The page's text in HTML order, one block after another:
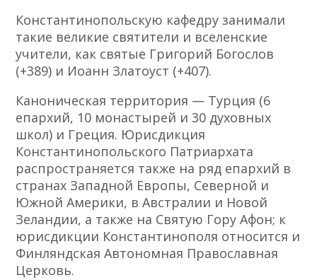
Константинопольскую кафедру занимали
такие великие святители и вселенские
учители, как святые Григорий Богослов
(+389) и Иоанн Златоуст (+407).
Каноническая территория — Турция (6
епархий, 10 монастырей и 30 духовных
школ) и Греция. Юрисдикция
Константинопольского Патриархата
распространяется также на ряд епархий в
странах Западной Европы, Северной и
Южной Америки, в Австралии и Новой
Зеландии, а также на Святую Гору Афон; к
юрисдикции Константинополя относится и
Финляндская Автономная Православная
Церковь.